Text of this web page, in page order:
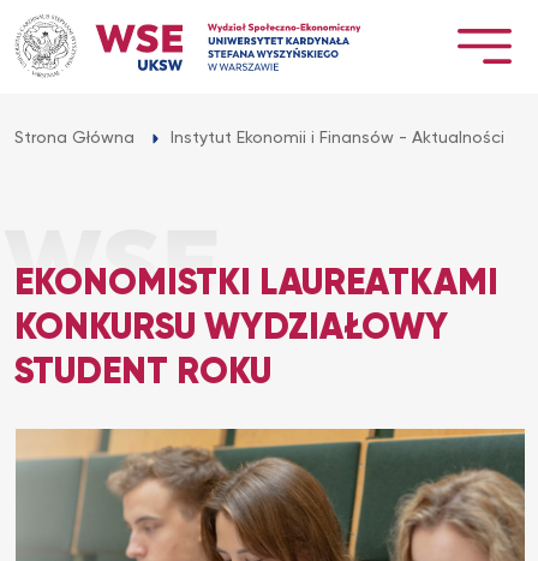
Przejdź
do
treści
Strona Główna Instytut Ekonomii i Finansów - Aktualności
EKONOMISTKI LAUREATKAMI
KONKURSU WYDZIAŁOWY
STUDENT ROKU